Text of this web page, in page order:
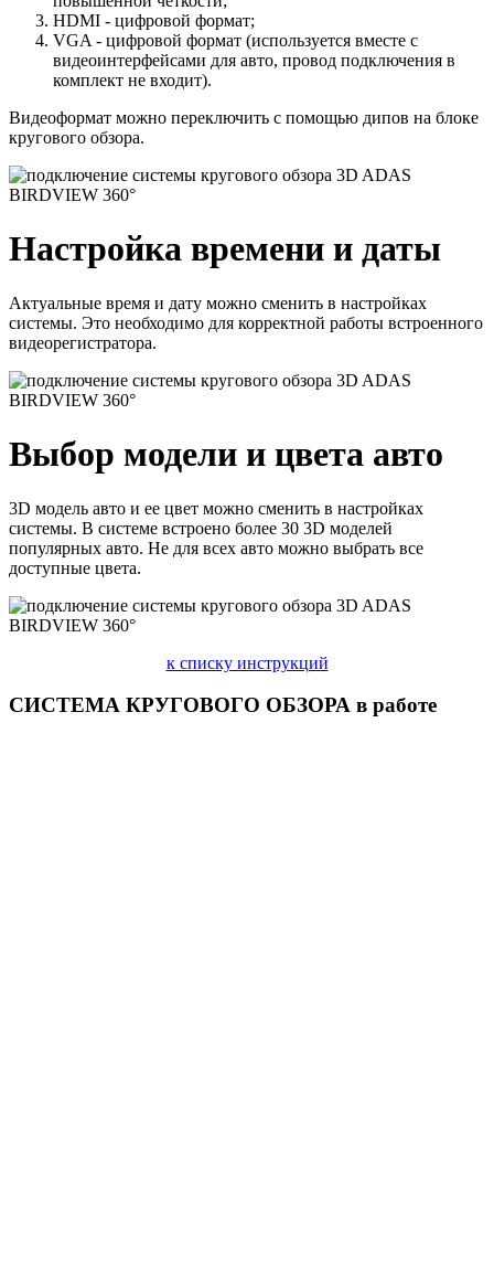
HDMI - цифровой формат;
VGA - цифровой формат (используется вместе с
видеоинтерфейсами для авто, провод подключения в
комплект не входит).
Видеоформат можно переключить с помощью дипов на блоке
кругового обзора.
Настройка времени и даты
Актуальные время и дату можно сменить в настройках
системы. Это необходимо для корректной работы встроенного
видеорегистратора.
Выбор модели и цвета авто
3D модель авто и ее цвет можно сменить в настройках
системы. В системе встроено более 30 3D моделей
популярных авто. Не для всех авто можно выбрать все
доступные цвета.
к списку инструкций
СИСТЕМА КРУГОВОГО ОБЗОРА в работе